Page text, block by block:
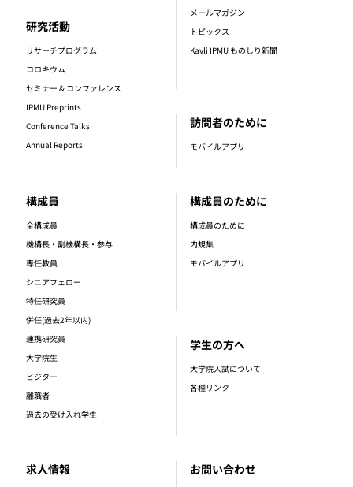
構成員
全構成員
機構長・副機構長・参与
専任教員
シニアフェロー
特任研究員
併任(過去2年以内)
連携研究員
大学院生
ビジター
離職者
過去の受け入れ学生
研究活動
リサーチプログラム
コロキウム
セミナー & コンファレンス
IPMU Preprints
Conference Talks
Annual Reports
メールマガジン
トピックス
Kavli IPMU ものしり新聞
求人情報
訪問者のために
モバイルアプリ
構成員のために
構成員のために
内規集
モバイルアプリ
学生の方へ
大学院入試について
各種リンク
お問い合わせ